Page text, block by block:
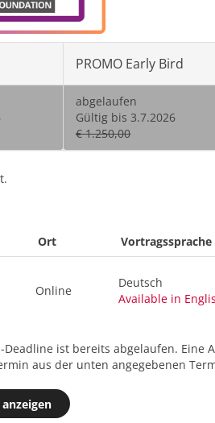
PROMO Early Bird
abgelaufen
Gültig bis 3.7.2026
€ 1.250,00
Ort Vortragssprache
Online
Deutsch
Available in
Deadline ist bereits abgelaufen.
aus der unten angegebenen